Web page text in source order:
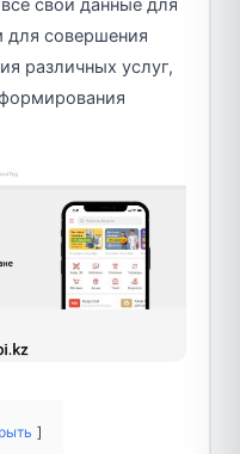
свои данные для
для совершения
различных услуг,